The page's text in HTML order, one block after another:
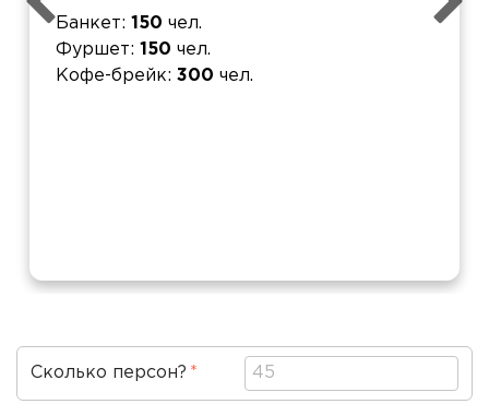
Банкет 150 чел.
Фуршет
150 чел.
Кофе-брейк
300 чел.
Сколько персон?